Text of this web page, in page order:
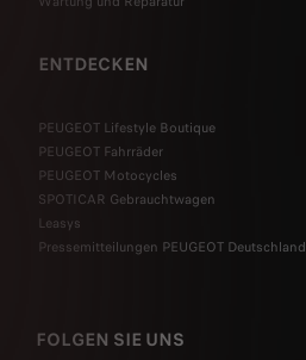
ENTDECKEN
PEUGEOT Lifestyle Boutique
PEUGEOT Fahrräder
PEUGEOT Motocycles
SPOTICAR Gebrauchtwagen
Leasys
Pressemitteilungen PEUGEOT Deutschland
FOLGEN SIE UNS